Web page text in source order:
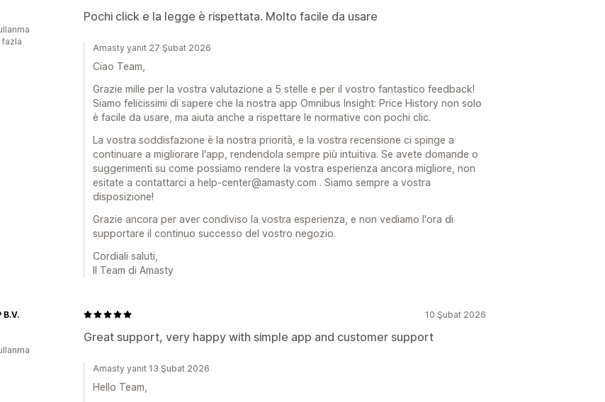
Pochi click e la legge è rispettata. Molto facile da usare
fazla
Amasty yanıt 27 Şubat 2026
Ciao Team,
Grazie mille per la vostra valutazione a 5 stelle e per il vostro fantastico feedback!
Siamo felicissimi di sapere che la nostra app Omnibus Insight: Price History non solo
è facile da usare, ma aiuta anche a rispettare le normative con pochi clic.
La vostra soddisfazione è la nostra priorità, e la vostra recensione ci spinge a
continuare a migliorare l'app, rendendola sempre più intuitiva. Se avete domande o
suggerimenti su come possiamo rendere la vostra esperienza ancora migliore, non
esitate a contattarci a help-center@amasty.com . Siamo sempre a vostra
disposizione!
Grazie ancora per aver condiviso la vostra esperienza, e non vediamo l'ora di
supportare il continuo successo del vostro negozio.
Cordiali saluti,
Il Team di Amasty
10 Şubat 2026
Great support, very happy with simple app and customer support
B.V.
Amasty yanıt 13 Şubat 2026
Hello Team,